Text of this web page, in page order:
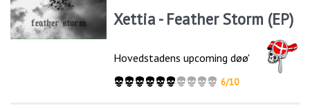
Xettia - Feather Storm (EP)
Hovedstadens upcoming døø'
6/10